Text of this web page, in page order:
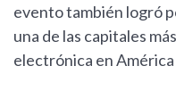
evento también logró
una de las capitales
electrónica en